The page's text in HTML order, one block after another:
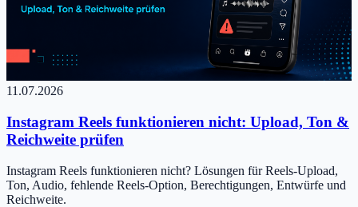
11.07.2026
Instagram Reels funktionieren nicht: Upload, Ton &
Reichweite prüfen
Instagram Reels funktionieren nicht? Lösungen für Reels-Upload,
Ton, Audio, fehlende Reels-Option, Berechtigungen, Entwürfe und
Reichweite.